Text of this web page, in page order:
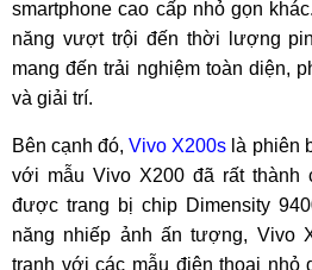
smartphone cao cấp nhỏ gọn
năng vượt trội đến thời lượng
mang đến trải nghiệm toàn diện,
và giải trí.
Bên cạnh đó,Vivo X200s là phiên
với mẫu Vivo X200 đã rất
được trang bị chip Dimensity
năng nhiếp ảnh ấn tượng, Vivo
tranh với các mẫu điện thoại nhỏ